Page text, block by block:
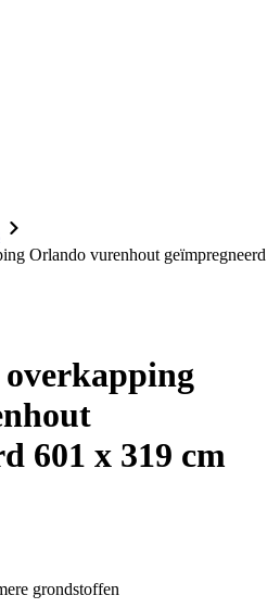
Orlando vurenhout geïmpregneerd
601 x 319 cm
grondstoffen